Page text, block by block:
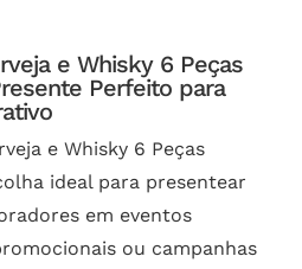
e Whisky 6 Peças
Perfeito para
e Whisky 6 Peças
ideal para presentear
em eventos
ou campanhas